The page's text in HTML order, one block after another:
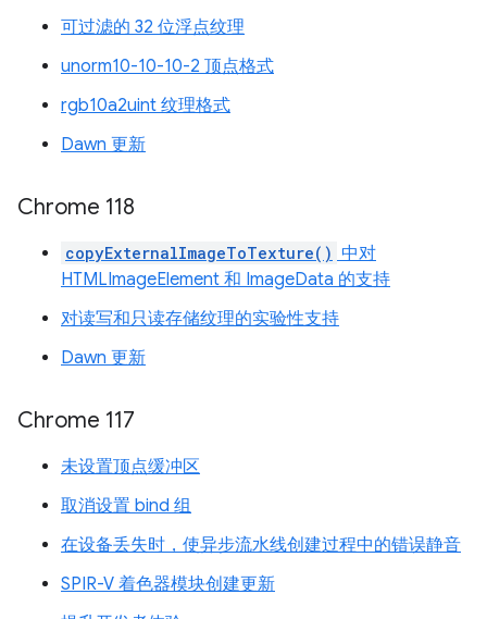
可过滤的 32 位浮点纹理
unorm10-10-10-2 顶点格式
rgb10a2uint 纹理格式
Dawn 更新
Chrome 118
copyExternalImageToTexture() 中对
HTMLImageElement 和 ImageData 的支持
对读写和只读存储纹理的实验性支持
Dawn 更新
Chrome 117
未设置顶点缓冲区
取消设置 bind 组
在设备丢失时，使异步流水线创建过程中的错误静音
SPIR-V 着色器模块创建更新